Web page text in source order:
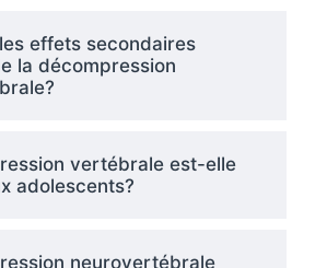
effets secondaires
la décompression
vertébrale est-elle
adolescents?
neurovertébrale